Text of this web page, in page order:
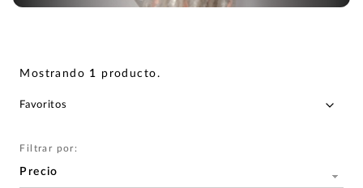
Mostrando 1 producto.
Filtrar por:
Precio